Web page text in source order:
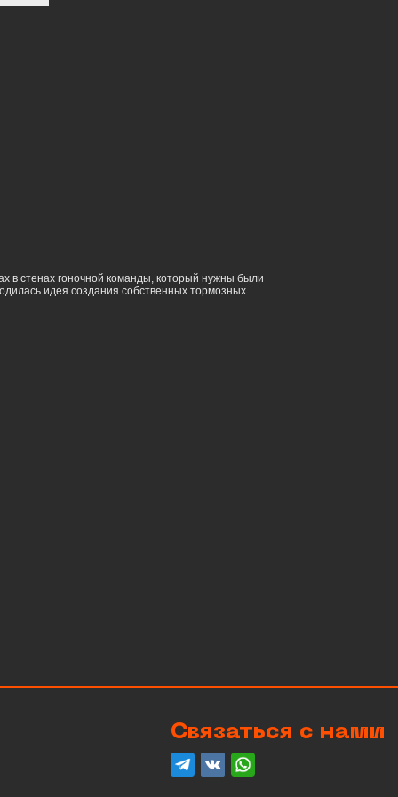
в стенах гоночной команды, который нужны были
идея создания собственных тормозных
Связаться с нами
telegramвконтактеwhatsapp